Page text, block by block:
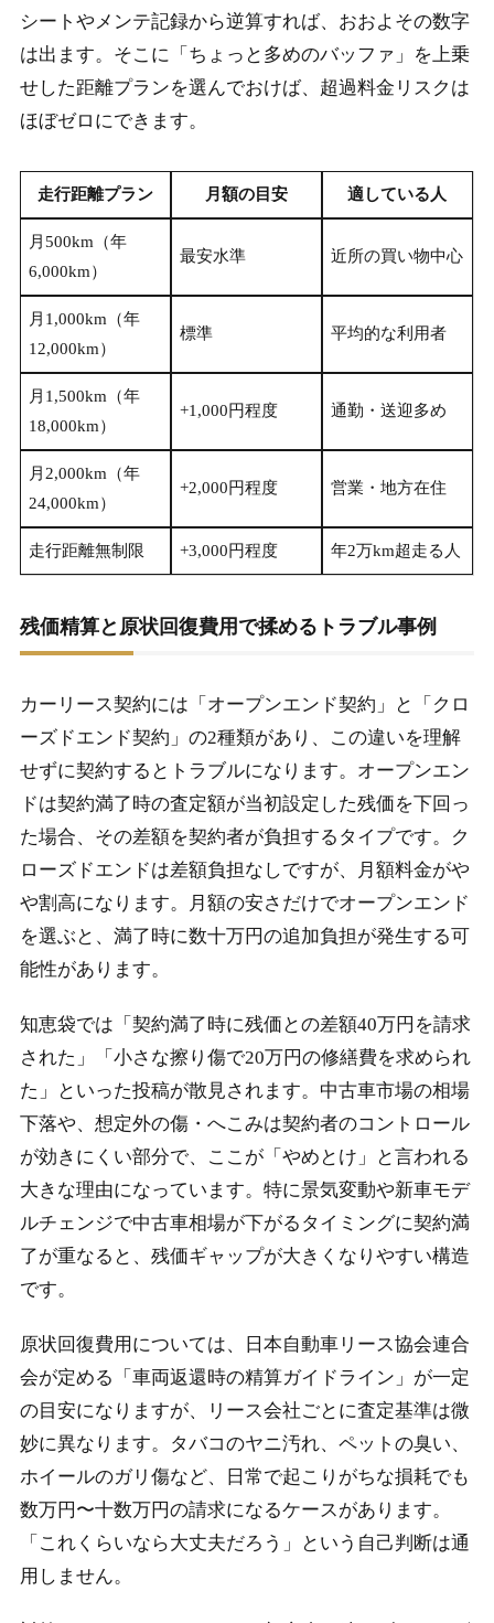
シートやメンテ記録から逆算すれば、おおよその数字
は出ます。そこに「ちょっと多めのバッファ」を上乗
せした距離プランを選んでおけば、超過料金リスクは
ほぼゼロにできます。
走行距離プラン 月額の目安 適している人
月500km（年
6,000km）
最安水準 近所の買い物中心
月1,000km（年
12,000km）
標準 平均的な利用者
月1,500km（年
18,000km）
+1,000円程度 通勤・送迎多め
月2,000km（年
24,000km）
+2,000円程度 営業・地方在住
走行距離無制限 +3,000円程度 年2万km超走る人
残価精算と原状回復費用で揉めるトラブル事例
カーリース契約には「オープンエンド契約」と「クロ
ーズドエンド契約」の2種類があり、この違いを理解
せずに契約するとトラブルになります。オープンエン
ドは契約満了時の査定額が当初設定した残価を下回っ
た場合、その差額を契約者が負担するタイプです。ク
ローズドエンドは差額負担なしですが、月額料金がや
や割高になります。月額の安さだけでオープンエンド
を選ぶと、満了時に数十万円の追加負担が発生する可
能性があります。
知恵袋では「契約満了時に残価との差額40万円を請求
された」「小さな擦り傷で20万円の修繕費を求められ
た」といった投稿が散見されます。中古車市場の相場
下落や、想定外の傷・へこみは契約者のコントロール
が効きにくい部分で、ここが「やめとけ」と言われる
大きな理由になっています。特に景気変動や新車モデ
ルチェンジで中古車相場が下がるタイミングに契約満
了が重なると、残価ギャップが大きくなりやすい構造
です。
原状回復費用については、日本自動車リース協会連合
会が定める「車両返還時の精算ガイドライン」が一定
の目安になりますが、リース会社ごとに査定基準は微
妙に異なります。タバコのヤニ汚れ、ペットの臭い、
ホイールのガリ傷など、日常で起こりがちな損耗でも
数万円〜十数万円の請求になるケースがあります。
「これくらいなら大丈夫だろう」という自己判断は通
用しません。